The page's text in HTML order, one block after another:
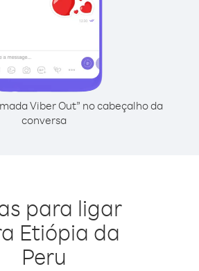
Viber Out” no cabeçalho da
conversa
para ligar
Etiópia da
Peru